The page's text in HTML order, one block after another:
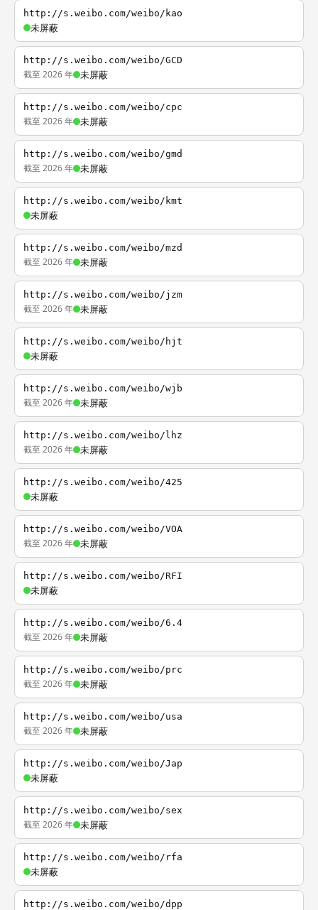
http://s.weibo.com/weibo/kao
未屏蔽
http://s.weibo.com/weibo/GCD
截至 2026 年 未屏蔽
http://s.weibo.com/weibo/cpc
截至 2026 年 未屏蔽
http://s.weibo.com/weibo/gmd
截至 2026 年 未屏蔽
http://s.weibo.com/weibo/kmt
未屏蔽
http://s.weibo.com/weibo/mzd
截至 2026 年 未屏蔽
http://s.weibo.com/weibo/jzm
截至 2026 年 未屏蔽
http://s.weibo.com/weibo/hjt
未屏蔽
http://s.weibo.com/weibo/wjb
截至 2026 年 未屏蔽
http://s.weibo.com/weibo/lhz
截至 2026 年 未屏蔽
http://s.weibo.com/weibo/425
未屏蔽
http://s.weibo.com/weibo/VOA
截至 2026 年 未屏蔽
http://s.weibo.com/weibo/RFI
未屏蔽
http://s.weibo.com/weibo/6.4
截至 2026 年 未屏蔽
http://s.weibo.com/weibo/prc
截至 2026 年 未屏蔽
http://s.weibo.com/weibo/usa
截至 2026 年 未屏蔽
http://s.weibo.com/weibo/Jap
未屏蔽
http://s.weibo.com/weibo/sex
截至 2026 年 未屏蔽
http://s.weibo.com/weibo/rfa
未屏蔽
http://s.weibo.com/weibo/dpp